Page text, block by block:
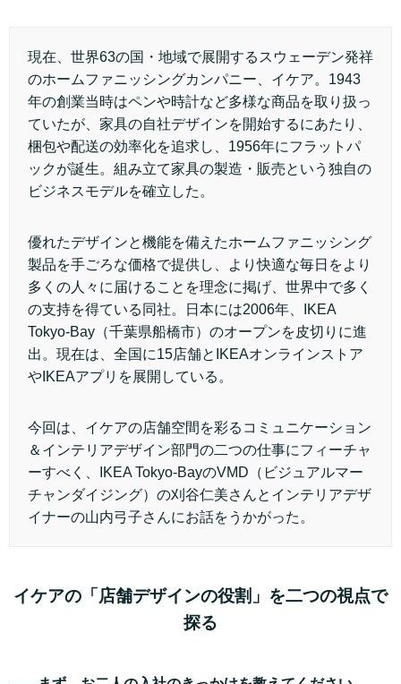
現在、世界63の国・地域で展開するスウェーデン発祥
のホームファニッシングカンパニー、イケア。1943
年の創業当時はペンや時計など多様な商品を取り扱っ
ていたが、家具の自社デザインを開始するにあたり、
梱包や配送の効率化を追求し、1956年にフラットパ
ックが誕生。組み立て家具の製造・販売という独自の
ビジネスモデルを確立した。
優れたデザインと機能を備えたホームファニッシング
製品を手ごろな価格で提供し、より快適な毎日をより
多くの人々に届けることを理念に掲げ、世界中で多く
の支持を得ている同社。日本には2006年、IKEA
Tokyo-Bay（千葉県船橋市）のオープンを皮切りに進
出。現在は、全国に15店舗とIKEAオンラインストア
やIKEAアプリを展開している。
今回は、イケアの店舗空間を彩るコミュニケーション
＆インテリアデザイン部門の二つの仕事にフィーチャ
ーすべく、IKEA Tokyo-BayのVMD（ビジュアルマー
チャンダイジング）の刈谷仁美さんとインテリアデザ
イナーの山内弓子さんにお話をうかがった。
イケアの「店舗デザインの役割」を二つの視点で
探る